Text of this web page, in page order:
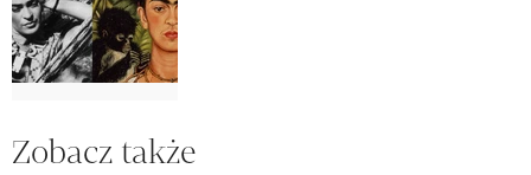
Zobacz także